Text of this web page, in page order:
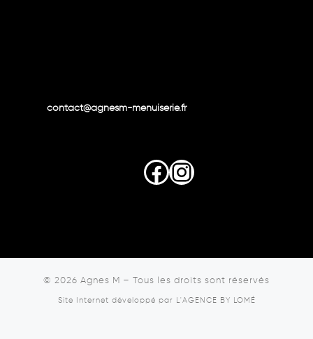
contact@agnesm-menuiserie.fr
Facebook
Instagram
© 2026 Agnes M – Tous les droits sont réservés
Site Internet développé par L'AGENCE BY LOMÉ